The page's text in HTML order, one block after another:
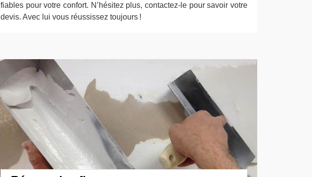
fiables pour votre confort. N’hésitez plus, contactez-le pour savoir votre
devis. Avec lui vous réussissez toujours !